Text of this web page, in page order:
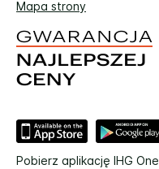
Mapa strony
Pobierz aplikację IHG One